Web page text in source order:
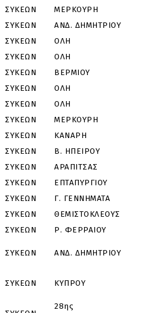
ΣΥΚΕΩΝ ΜΕΡΚΟΥΡΗ
ΣΥΚΕΩΝ ΑΝΔ. ΔΗΜΗΤΡΙΟΥ
ΣΥΚΕΩΝ ΟΛΗ
ΣΥΚΕΩΝ ΟΛΗ
ΣΥΚΕΩΝ ΒΕΡΜΙΟΥ
ΣΥΚΕΩΝ ΟΛΗ
ΣΥΚΕΩΝ ΟΛΗ
ΣΥΚΕΩΝ ΜΕΡΚΟΥΡΗ
ΣΥΚΕΩΝ ΚΑΝΑΡΗ
ΣΥΚΕΩΝ Β. ΗΠΕΙΡΟΥ
ΣΥΚΕΩΝ ΑΡΑΠΙΤΣΑΣ
ΣΥΚΕΩΝ ΕΠΤΑΠΥΡΓΙΟΥ
ΣΥΚΕΩΝ Γ. ΓΕΝΝΗΜΑΤΑ
ΣΥΚΕΩΝ ΘΕΜΙΣΤΟΚΛΕΟΥΣ
ΣΥΚΕΩΝ Ρ. ΦΕΡΡΑΙΟΥ
ΣΥΚΕΩΝ ΑΝΔ. ΔΗΜΗΤΡΙΟΥ
ΣΥΚΕΩΝ ΚΥΠΡΟΥ
28ης